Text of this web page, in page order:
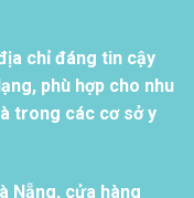
chỉ đáng tin cậy
phù hợp cho nhu
trong các cơ sở y
Nẵng, cửa hàng